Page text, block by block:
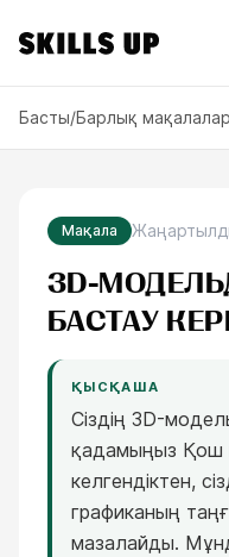
Басты/Барлық мақалалар
Мақала
3D-
БАСТАУ
ҚЫСҚАША
Сіздің 3D-
қадамыңыз Қош
келгендіктен,
графиканың
мазалайды.